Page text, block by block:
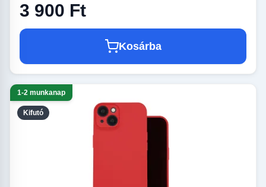
3 900 Ft
Kosárba
Kifutó
1-2 munkanap